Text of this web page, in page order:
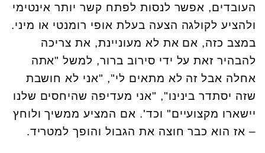
העובדים, אפשר לנסות לפתח קשר יותר אינטימי
ולהציע לקולגה הצעה בעלת אופי רומנטי או מיני.
במצב כזה, אם את לא מעוניינת, את צריכה
להבהיר זאת על ידי סירוב ברור, למשל "אתה
אחלה אבל זה לא מתאים לי", "אני לא חושבת
שזה יסתדר בינינו", "אני מעדיפה שהיחסים שלנו
יישארו מקצועיים" וכד'. אם המציע ממשיך ולוחץ
– אז הוא כבר חוצה את הגבול והופך למטריד.